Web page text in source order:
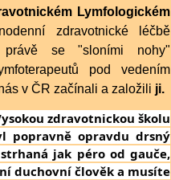
Lymfologickém
zdravotnické léčbě
právě se "sloními nohy"
pod vedením
v ČR začínali a založili ji.
zdravotnickou školu
popravně opravdu drsný
jak péro od gauče,
duchovní člověk a musíte